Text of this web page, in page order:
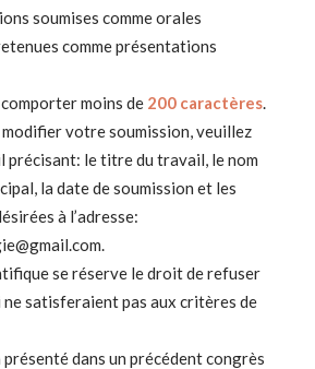
soumises comme orales
comme présentations
moins de 200 caractères.
modifier votre soumission, veuillez
précisant: le titre du travail, le nom
la date de soumission et les
à l’adresse:
se réserve le droit de refuser
ne satisferaient pas aux critères de
présenté dans un précédent congrès